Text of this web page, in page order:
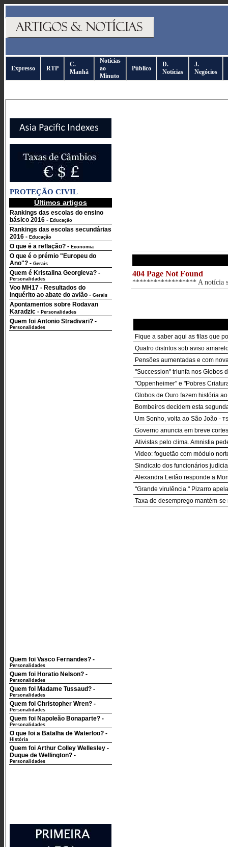
Expresso RTP
C.
Manhã
Notícias
ao
Minuto
Público
D.
Notícias
J.
Negócios
PROTEÇÃO CIVIL
Últimos artigos
Rankings das escolas do ensino
básico 2016 - Educação
Rankings das escolas secundárias
2016 - Educação
O que é a reflação? - Economia
O que é o prémio "Europeu do
Ano"? - Gerais
Quem é Kristalina Georgieva? -
Personalidades
Voo MH17 - Resultados do
inquérito ao abate do avião - Gerais
Apontamentos sobre Rodavan
Karadzic - Personalidades
Quem foi Antonio Stradivari? -
Personalidades
Quem foi Vasco Fernandes? -
Personalidades
Quem foi Horatio Nelson? -
Personalidades
Quem foi Madame Tussaud? -
Personalidades
Quem foi Christopher Wren? -
Personalidades
Quem foi Napoleão Bonaparte? -
Personalidades
O que foi a Batalha de Waterloo? -
História
Quem foi Arthur Colley Wellesley -
Duque de Wellington? -
Personalidades
404 Page Not Found
****************** A notícia
Fique a saber aqui as filas que
Quatro distritos sob aviso
Pensões aumentadas e com
"Succession" triunfa nos Globos
"Oppenheimer" e "Pobres
Globos de Ouro fazem história
Bombeiros decidem esta
Um Sonho, volta ao São João -
Governo anuncia em breve
Ativistas pelo clima. Amnistia
Vídeo: foguetão com módulo
Sindicato dos funcionários
Alexandra Leitão responde a
"Grande virulência." Pizarro
Taxa de desemprego mantém-se